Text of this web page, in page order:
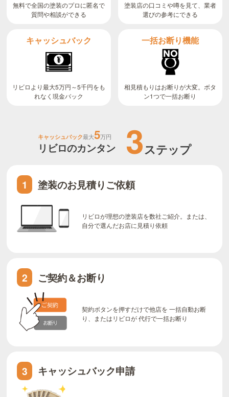
無料で全国の塗装のプロに匿名で
質問や相談ができる
塗装店の口コミや噂を見て、業者
選びの参考にできる
キャッシュバック
リビロより最大5万円～5千円をも
れなく現金バック
一括お断り機能
相見積もりはお断りが大変。ボタ
ン1つで一括お断り
キャッシュバック最大5万円
リビロのカンタン 3ステップ
1 塗装のお見積りご依頼
リビロが理想の塗装店を数社ご紹介。または、
自分で選んだお店に見積り依頼
2 ご契約＆お断り
契約ボタンを押すだけで他店を 一括自動お断
り、またはリビロが 代行で一括お断り
3 キャッシュバック申請